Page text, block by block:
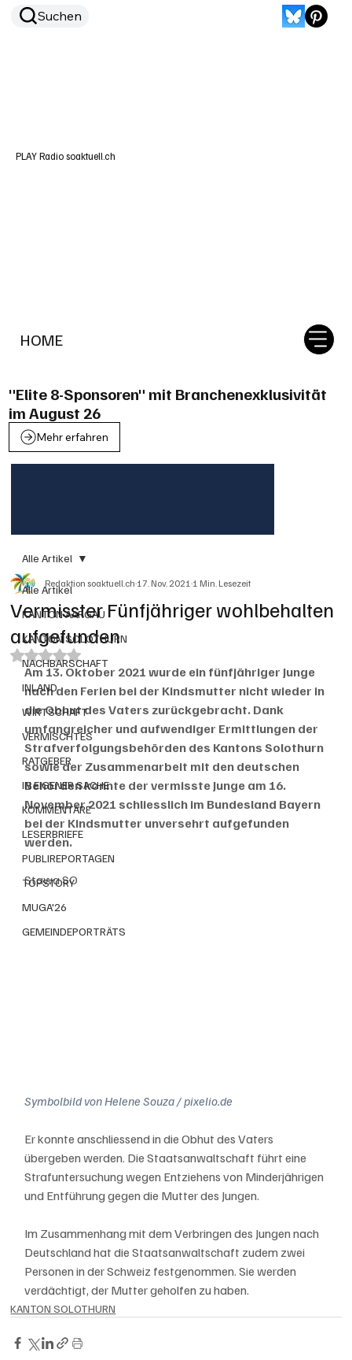
HOME
Suchen
PLAY Radio soaktuell.ch
"Elite 8-Sponsoren" mit Branchenexklusivität
im August 26
Mehr erfahren
Alle Artikel
KANTON AARGAU
KANTON SOLOTHURN
NACHBARSCHAFT
INLAND
WIRTSCHAFT
VERMISCHTES
RATGEBER
IN EIGENER SACHE
KOMMENTARE
LESERBRIEFE
PUBLIREPORTAGEN
TOPSTORY
MUGA'26
GEMEINDEPORTRÄTS
Alle Artikel
Vermisster Fünfjähriger wohlbehalten
aufgefunden
Redaktion soaktuell.ch17. Nov. 20211 Min. Lesezeit
Mit NaN von 5 Sternen bewertet.
Am 13. Oktober 2021 wurde ein fünfjähriger Junge
nach den Ferien bei der Kindsmutter nicht wieder in
die Obhut des Vaters zurückgebracht. Dank
umfangreicher und aufwendiger Ermittlungen der
Strafverfolgungsbehörden des Kantons Solothurn
sowie der Zusammenarbeit mit den deutschen
Behörden konnte der vermisste Junge am 16.
November 2021 schliesslich im Bundesland Bayern
bei der Kindsmutter unversehrt aufgefunden
werden.
Stawa SO
Symbolbild von Helene Souza / pixelio.de
Er konnte anschliessend in die Obhut des Vaters
übergeben werden. Die Staatsanwaltschaft führt eine
Strafuntersuchung wegen Entziehens von Minderjährigen
und Entführung gegen die Mutter des Jungen.
Im Zusammenhang mit dem Verbringen des Jungen nach
Deutschland hat die Staatsanwaltschaft zudem zwei
Personen in der Schweiz festgenommen. Sie werden
verdächtigt, der Mutter geholfen zu haben.
KANTON SOLOTHURN